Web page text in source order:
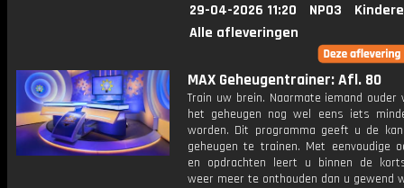
29-04-2026 11:20 NPO3
Alle afleveringen
MAX Geheugentrainer: Afl. 80
Train uw brein. Naarmate iemand ouder
het geheugen nog wel eens iets
worden. Dit programma geeft u de
geheugen te trainen. Met eenvoudige
en opdrachten leert u binnen de
weer meer te onthouden dan u gewend